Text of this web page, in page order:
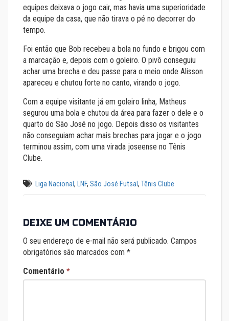
equipes deixava o jogo cair, mas havia uma superioridade
da equipe da casa, que não tirava o pé no decorrer do
tempo.
Foi então que Bob recebeu a bola no fundo e brigou com
a marcação e, depois com o goleiro. O pivô conseguiu
achar uma brecha e deu passe para o meio onde Alisson
apareceu e chutou forte no canto, virando o jogo.
Com a equipe visitante já em goleiro linha, Matheus
segurou uma bola e chutou da área para fazer o dele e o
quarto do São José no jogo. Depois disso os visitantes
não conseguiam achar mais brechas para jogar e o jogo
terminou assim, com uma virada joseense no Tênis
Clube.
Liga Nacional, LNF, São José Futsal, Tênis Clube
DEIXE UM COMENTÁRIO
O seu endereço de e-mail não será publicado. Campos
obrigatórios são marcados com *
Comentário *